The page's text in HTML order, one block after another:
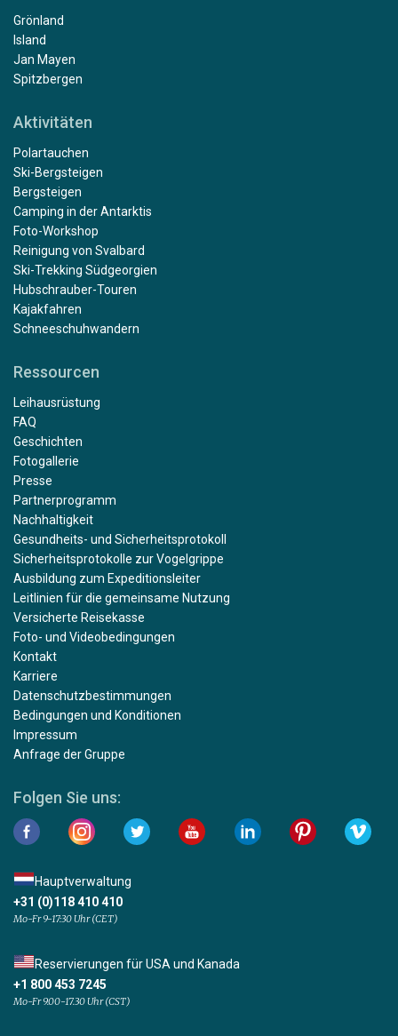
Grönland
Island
Jan Mayen
Spitzbergen
Aktivitäten
Polartauchen
Ski-Bergsteigen
Bergsteigen
Camping in der Antarktis
Foto-Workshop
Reinigung von Svalbard
Ski-Trekking Südgeorgien
Hubschrauber-Touren
Kajakfahren
Schneeschuhwandern
Ressourcen
Leihausrüstung
FAQ
Geschichten
Fotogallerie
Presse
Partnerprogramm
Nachhaltigkeit
Gesundheits- und Sicherheitsprotokoll
Sicherheitsprotokolle zur Vogelgrippe
Ausbildung zum Expeditionsleiter
Leitlinien für die gemeinsame Nutzung
Versicherte Reisekasse
Foto- und Videobedingungen
Kontakt
Karriere
Datenschutzbestimmungen
Bedingungen und Konditionen
Impressum
Anfrage der Gruppe
Folgen Sie uns:
Hauptverwaltung
+31 (0)118 410 410
Mo-Fr 9-17:30 Uhr (CET)
Reservierungen für USA und Kanada
+1 800 453 7245
Mo-Fr 9.00-17.30 Uhr (CST)